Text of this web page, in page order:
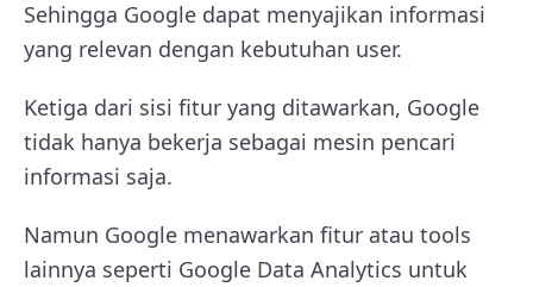
Sehingga Google dapat menyajikan informasi
yang relevan dengan kebutuhan user.
Ketiga dari sisi fitur yang ditawarkan, Google
tidak hanya bekerja sebagai mesin pencari
informasi saja.
Namun Google menawarkan fitur atau tools
lainnya seperti Google Data Analytics untuk